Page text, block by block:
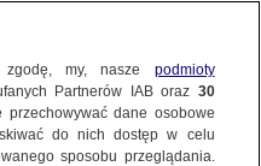
my, nasze podmioty
Partnerów IAB oraz 30
przechowywać dane osobowe
do nich dostęp w celu
sposobu przeglądania.